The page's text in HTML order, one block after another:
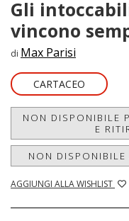
Gli
vincono
di Max Parisi
CARTACEO
NON DISPONIBILE
E
NON
AGGIUNGI ALLA WISHLIST